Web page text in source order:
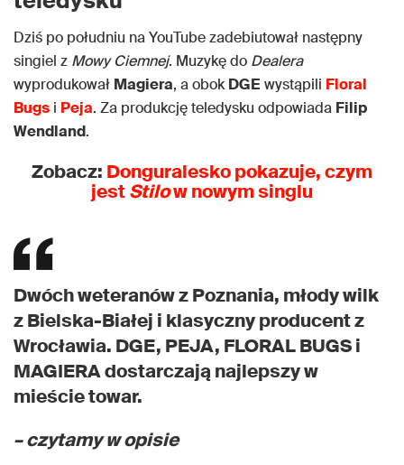
Dziś po południu na YouTube zadebiutował następny
singiel z Mowy Ciemnej. Muzykę do Dealera
wyprodukował Magiera, a obokDGE wystąpili Floral
Bugs i Peja. Za produkcję teledysku odpowiada Filip
Wendland.
Zobacz: Donguralesko pokazuje, czym
jestStilow nowym singlu
Dwóch weteranów z Poznania, młody wilk
z Bielska-Białej i klasyczny producent z
Wrocławia. DGE, PEJA, FLORAL BUGS i
MAGIERA dostarczają najlepszy w
mieście towar.
– czytamy w opisie